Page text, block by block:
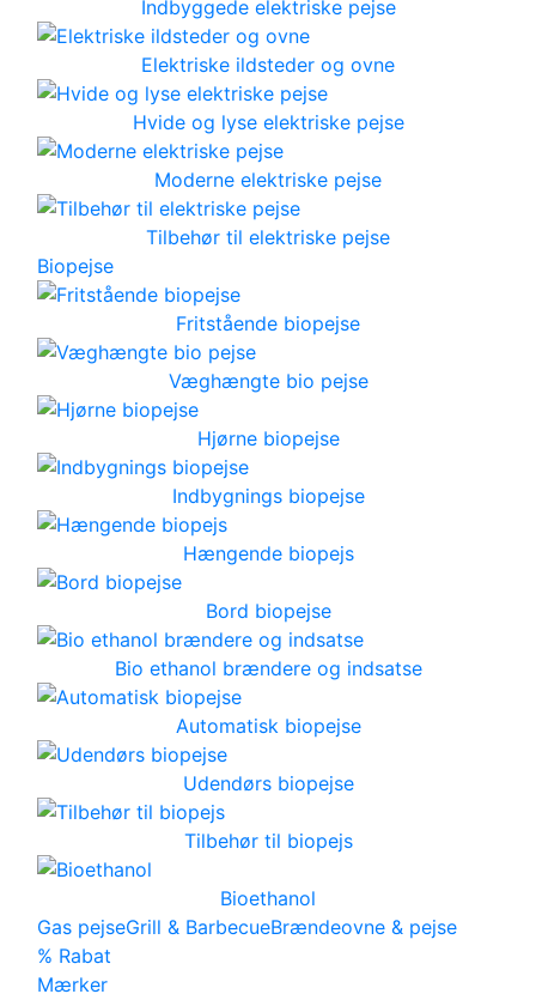
Indbyggede elektriske pejse
Elektriske ildsteder og ovne
Hvide og lyse elektriske pejse
Moderne elektriske pejse
Tilbehør til elektriske pejse
Biopejse
Fritstående biopejse
Væghængte bio pejse
Hjørne biopejse
Indbygnings biopejse
Hængende biopejs
Bord biopejse
Bio ethanol brændere og indsatse
Automatisk biopejse
Udendørs biopejse
Tilbehør til biopejs
Bioethanol
Gas pejseGrill & BarbecueBrændeovne & pejse
% Rabat
Mærker